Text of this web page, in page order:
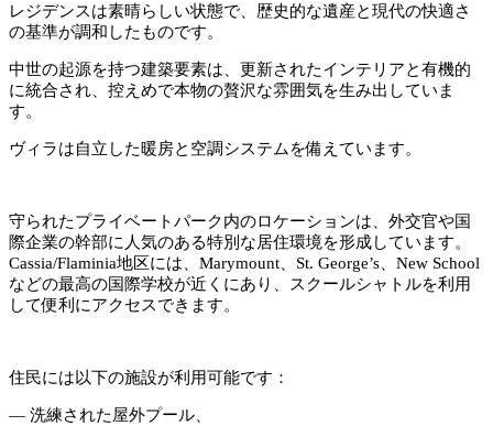
レジデンスは素晴らしい状態で、歴史的な遺産と現代の快適さ
の基準が調和したものです。
中世の起源を持つ建築要素は、更新されたインテリアと有機的
に統合され、控えめで本物の贅沢な雰囲気を生み出していま
す。
ヴィラは自立した暖房と空調システムを備えています。
守られたプライベートパーク内のロケーションは、外交官や国
際企業の幹部に人気のある特別な居住環境を形成しています。
Cassia/Flaminia地区には、Marymount、St. George’s、New School
などの最高の国際学校が近くにあり、スクールシャトルを利用
して便利にアクセスできます。
住民には以下の施設が利用可能です：
— 洗練された屋外プール、